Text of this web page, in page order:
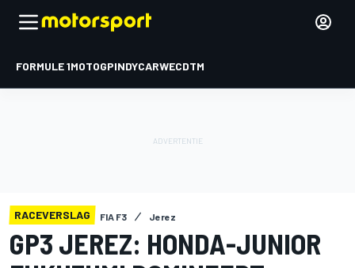
FORMULE 1MOTOGPINDYCARWECDTM
RACEVERSLAG FIA F3 Jerez
GP3 JEREZ: HONDA-JUNIOR